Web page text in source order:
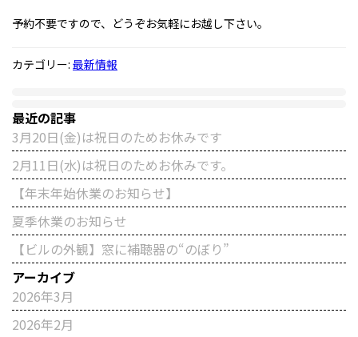
予約不要ですので、どうぞお気軽にお越し下さい。
カテゴリー: 最新情報
最近の記事
3月20日(金)は祝日のためお休みです
2月11日(水)は祝日のためお休みです。
【年末年始休業のお知らせ】
夏季休業のお知らせ
【ビルの外観】窓に補聴器の“のぼり”
アーカイブ
2026年3月
2026年2月